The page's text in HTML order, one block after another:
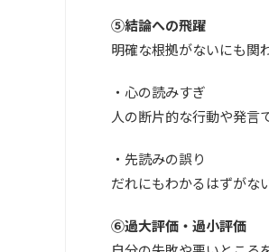
⑤結論への飛躍
明確な根拠がないにも関
・心の読みすぎ
人の断片的な行動や発言
・先読みの誤り
だれにもわかるはずがな
⑥過大評価・過小評価